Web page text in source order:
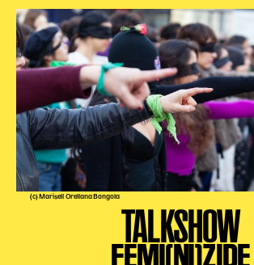
(c) Marisell Orellana Bongola
TALKSHOW
FEMI(NI)ZIDE